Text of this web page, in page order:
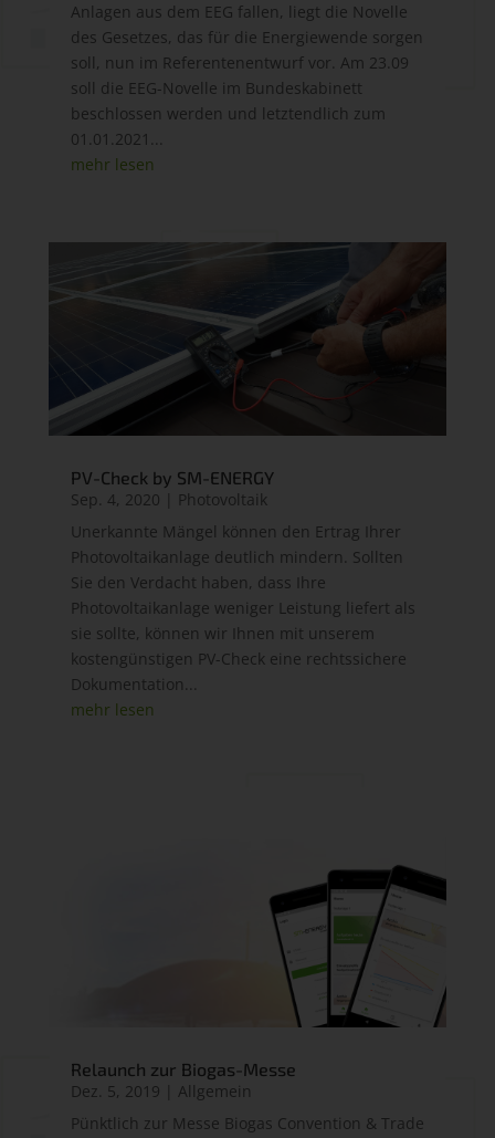
Anlagen aus dem EEG fallen, liegt die Novelle
des Gesetzes, das für die Energiewende sorgen
soll, nun im Referentenentwurf vor. Am 23.09
soll die EEG-Novelle im Bundeskabinett
beschlossen werden und letztendlich zum
01.01.2021...
mehr lesen
PV-Check by SM-ENERGY
Sep. 4, 2020
Photovoltaik
Unerkannte Mängel können den Ertrag Ihrer
Photovoltaikanlage deutlich mindern. Sollten
Sie den Verdacht haben, dass Ihre
Photovoltaikanlage weniger Leistung liefert als
sie sollte, können wir Ihnen mit unserem
kostengünstigen PV-Check eine rechtssichere
Dokumentation...
mehr lesen
Relaunch zur Biogas-Messe
Dez. 5, 2019
Allgemein
Pünktlich zur Messe Biogas Convention & Trade